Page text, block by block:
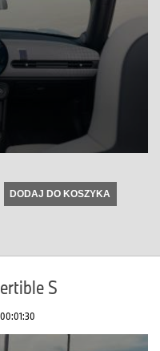
DODAJ DO KOSZYKA
S
00:01:30